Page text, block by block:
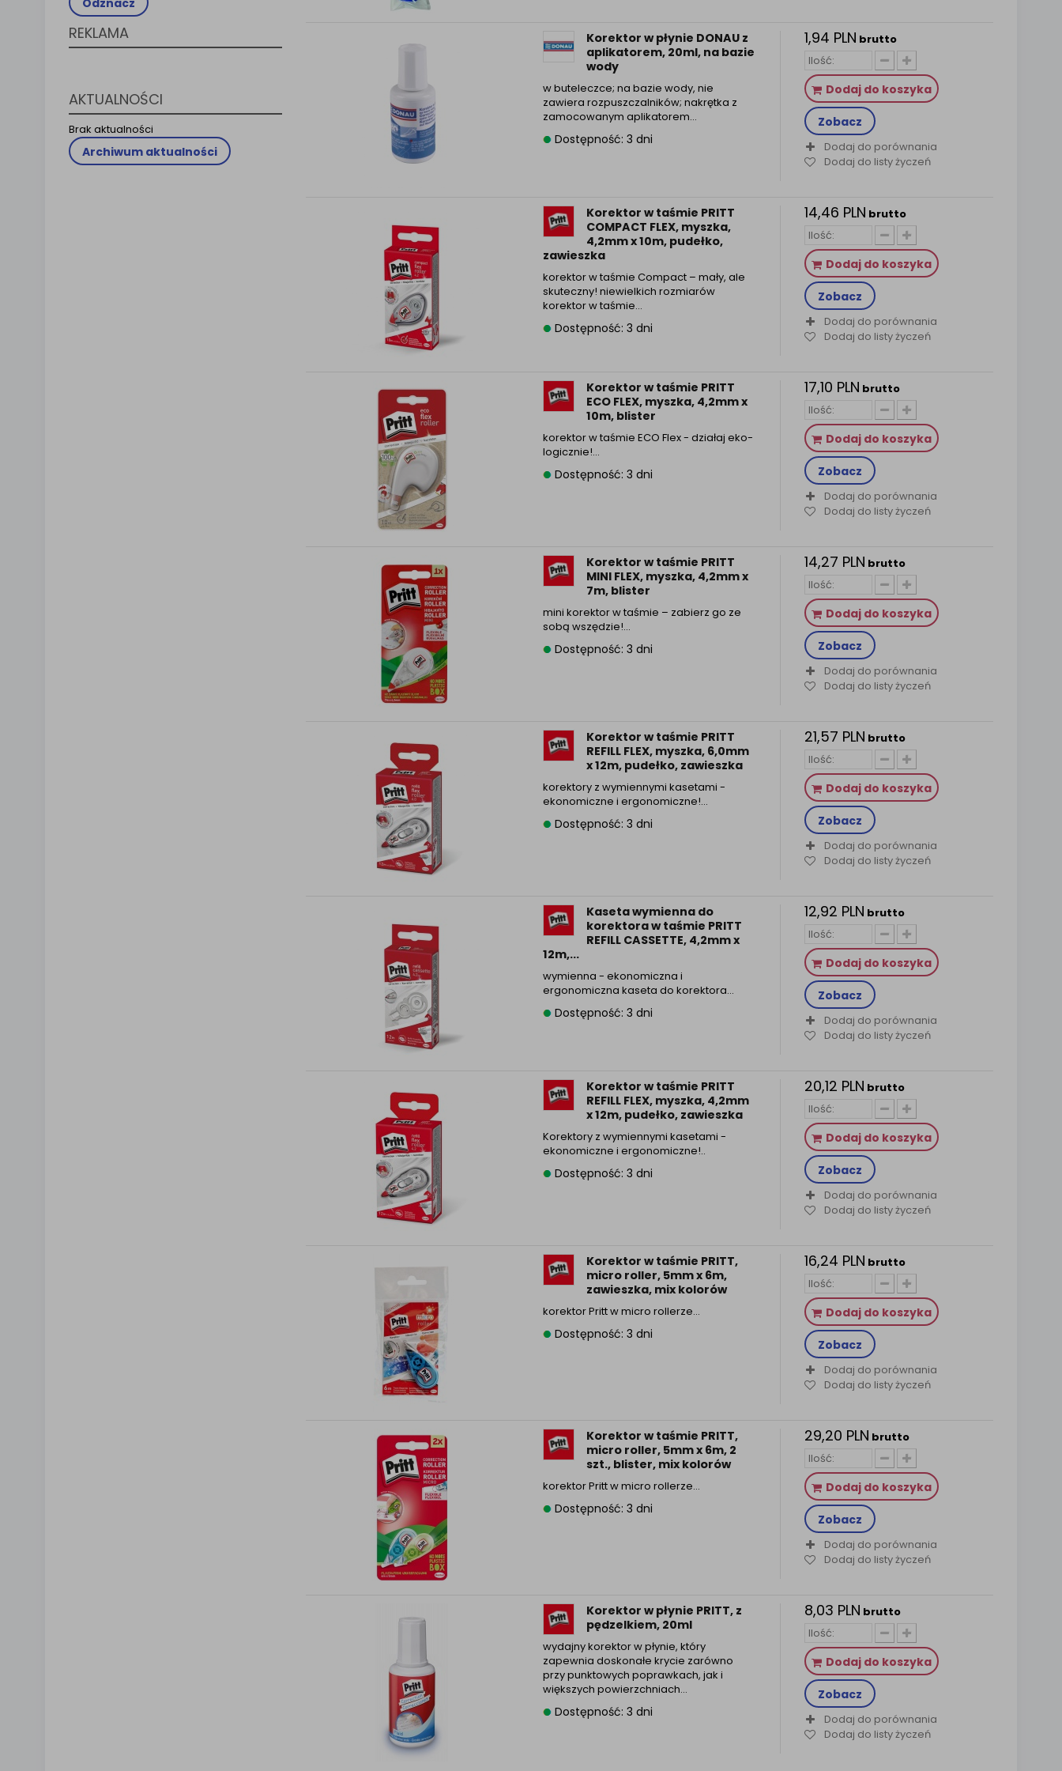
Odznacz
REKLAMA
AKTUALNOŚCI
Brak aktualności
Archiwum aktualności
Korektor w płynie DONAU z
aplikatorem, 20ml, na bazie
wody
w buteleczce; na bazie wody, nie
zawiera rozpuszczalników; nakrętka z
zamocowanym aplikatorem…
Dostępność: 3 dni
1,94 PLN brutto
Dodaj do koszyka
Zobacz
Dodaj do porównania
Dodaj do listy życzeń
Korektor w taśmie PRITT
COMPACT FLEX, myszka,
4,2mm x 10m, pudełko,
zawieszka
korektor w taśmie Compact – mały, ale
skuteczny! niewielkich rozmiarów
korektor w taśmie…
Dostępność: 3 dni
14,46 PLN brutto
Dodaj do koszyka
Zobacz
Dodaj do porównania
Dodaj do listy życzeń
Korektor w taśmie PRITT
ECO FLEX, myszka, 4,2mm x
10m, blister
korektor w taśmie ECO Flex - działaj eko-
logicznie!...
Dostępność: 3 dni
17,10 PLN brutto
Dodaj do koszyka
Zobacz
Dodaj do porównania
Dodaj do listy życzeń
Korektor w taśmie PRITT
MINI FLEX, myszka, 4,2mm x
7m, blister
mini korektor w taśmie – zabierz go ze
sobą wszędzie!...
Dostępność: 3 dni
14,27 PLN brutto
Dodaj do koszyka
Zobacz
Dodaj do porównania
Dodaj do listy życzeń
Korektor w taśmie PRITT
REFILL FLEX, myszka, 6,0mm
x 12m, pudełko, zawieszka
korektory z wymiennymi kasetami -
ekonomiczne i ergonomiczne!...
Dostępność: 3 dni
21,57 PLN brutto
Dodaj do koszyka
Zobacz
Dodaj do porównania
Dodaj do listy życzeń
Kaseta wymienna do
korektora w taśmie PRITT
REFILL CASSETTE, 4,2mm x
12m,...
wymienna - ekonomiczna i
ergonomiczna kaseta do korektora…
Dostępność: 3 dni
12,92 PLN brutto
Dodaj do koszyka
Zobacz
Dodaj do porównania
Dodaj do listy życzeń
Korektor w taśmie PRITT
REFILL FLEX, myszka, 4,2mm
x 12m, pudełko, zawieszka
Korektory z wymiennymi kasetami -
ekonomiczne i ergonomiczne!..
Dostępność: 3 dni
20,12 PLN brutto
Dodaj do koszyka
Zobacz
Dodaj do porównania
Dodaj do listy życzeń
Korektor w taśmie PRITT,
micro roller, 5mm x 6m,
zawieszka, mix kolorów
korektor Pritt w micro rollerze…
Dostępność: 3 dni
16,24 PLN brutto
Dodaj do koszyka
Zobacz
Dodaj do porównania
Dodaj do listy życzeń
Korektor w taśmie PRITT,
micro roller, 5mm x 6m, 2
szt., blister, mix kolorów
korektor Pritt w micro rollerze…
Dostępność: 3 dni
29,20 PLN brutto
Dodaj do koszyka
Zobacz
Dodaj do porównania
Dodaj do listy życzeń
Korektor w płynie PRITT, z
pędzelkiem, 20ml
wydajny korektor w płynie, który
zapewnia doskonałe krycie zarówno
przy punktowych poprawkach, jak i
większych powierzchniach…
Dostępność: 3 dni
8,03 PLN brutto
Dodaj do koszyka
Zobacz
Dodaj do porównania
Dodaj do listy życzeń
Klauzula Informacyjna (rozwiń)